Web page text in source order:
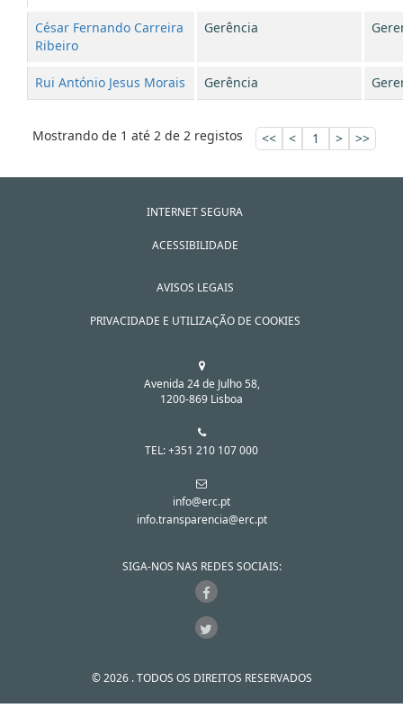
César Fernando Carreira
Ribeiro
Gerência
Rui António Jesus Morais Gerência
Mostrando de 1 até 2 de 2 registos << < 1 > >>
INTERNET SEGURA
ACESSIBILIDADE
AVISOS LEGAIS
PRIVACIDADE E UTILIZAÇÃO DE COOKIES
Avenida 24 de Julho 58,
1200-869 Lisboa
TEL: +351 210 107 000
info@erc.pt
info.transparencia@erc.pt
SIGA-NOS NAS REDES SOCIAIS:
© 2026 . TODOS OS DIREITOS RESERVADOS